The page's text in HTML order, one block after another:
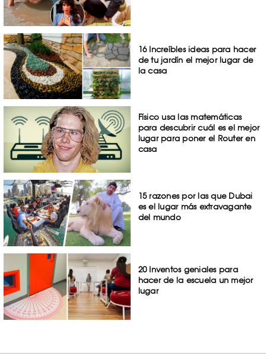
16 Increíbles ideas para hacer
de tu jardín el mejor lugar de
la casa
Físico usa las matemáticas
para descubrir cuál es el mejor
lugar para poner el Router en
casa
15 razones por las que Dubai
es el lugar más extravagante
del mundo
20 Inventos geniales para
hacer de la escuela un mejor
lugar